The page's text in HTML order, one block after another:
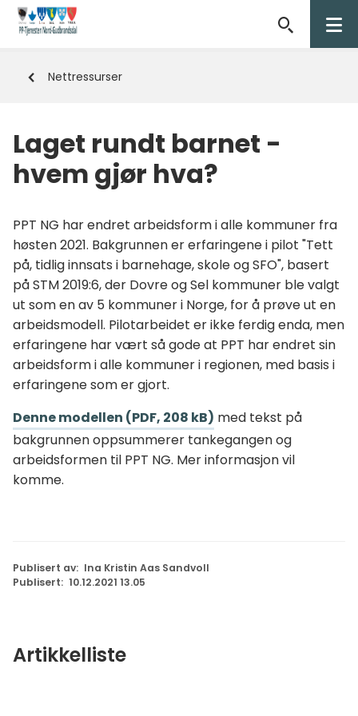
PP-
tjenesten
Nord-
Gudbrandsdalen
Du
Nettressurser
Laget rundt barnet -
hvem gjør hva?
PPT NG har endret arbeidsform i alle kommuner fra
høsten 2021. Bakgrunnen er erfaringene i pilot "Tett
på, tidlig innsats i barnehage, skole og SFO", basert
på STM 2019:6, der Dovre og Sel kommuner ble valgt
ut som en av 5 kommuner i Norge, for å prøve ut en
arbeidsmodell. Pilotarbeidet er ikke ferdig enda, men
erfaringene har vært så gode at PPT har endret sin
arbeidsform i alle kommuner i regionen, med basis i
erfaringene som er gjort.
Denne modellen (PDF, 208 kB) med tekst på
bakgrunnen oppsummerer tankegangen og
arbeidsformen til PPT NG. Mer informasjon vil
komme.
Publisert av
Ina Kristin Aas Sandvoll
Publisert
10.12.2021 13.05
Artikkelliste